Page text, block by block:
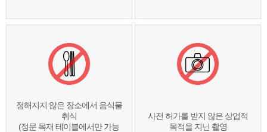
정해지지 않은 장소에서 음식물
취식
(정문 목재 테이블에서만 가능
사전 허가를 받지 않은 상업적
목적을 지닌 촬영